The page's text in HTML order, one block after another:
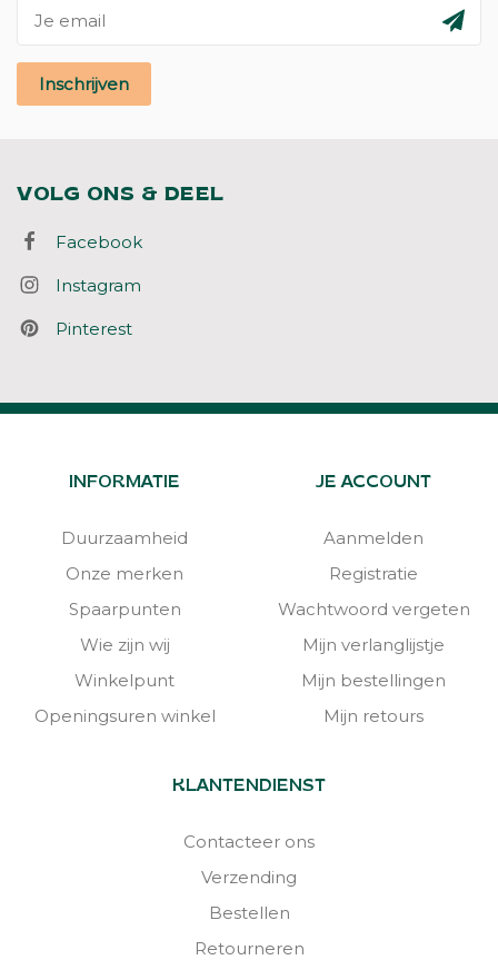
Inschrijven
VOLG ONS & DEEL
Facebook
Instagram
Pinterest
INFORMATIE
Duurzaamheid
Onze merken
Spaarpunten
Wie zijn wij
Winkelpunt
Openingsuren winkel
JE ACCOUNT
Aanmelden
Registratie
Wachtwoord vergeten
Mijn verlanglijstje
Mijn bestellingen
Mijn retours
KLANTENDIENST
Contacteer ons
Verzending
Bestellen
Retourneren